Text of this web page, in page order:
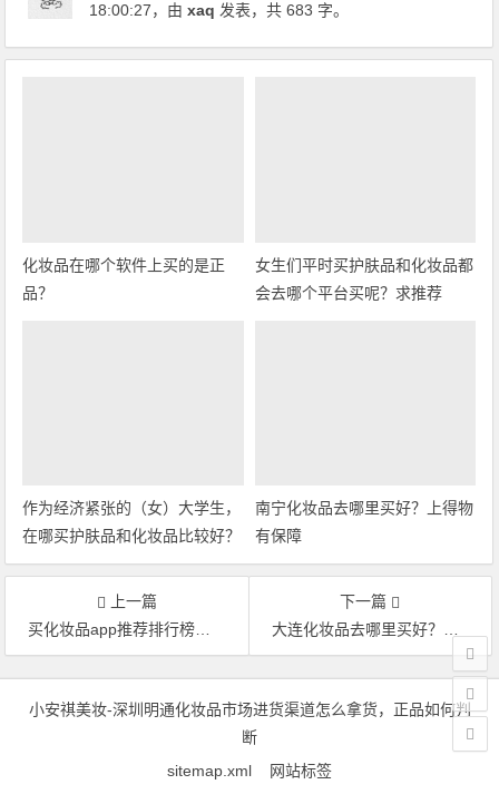
18:00:27，由xaq 发表，共 683 字。
化妆品在哪个软件上买的是正
品？
女生们平时买护肤品和化妆品都
会去哪个平台买呢？求推荐
作为经济紧张的（女）大学生，
在哪买护肤品和化妆品比较好？
南宁化妆品去哪里买好？上得物
有保障
上一篇
买化妆品app推荐排行榜，有哪些不错的化妆品app
下一篇
大连化妆品去哪里买好？想要买到正品该如何入手？
文章导航
小安祺美妆-深圳明通化妆品市场进货渠道怎么拿货，正品如何判
断
sitemap.xml
网站标签